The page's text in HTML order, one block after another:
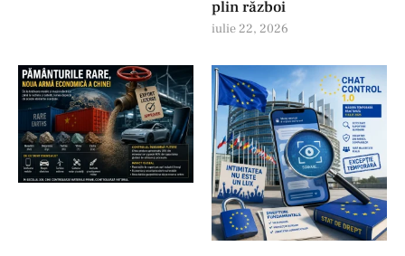
plin război
iulie 22, 2026